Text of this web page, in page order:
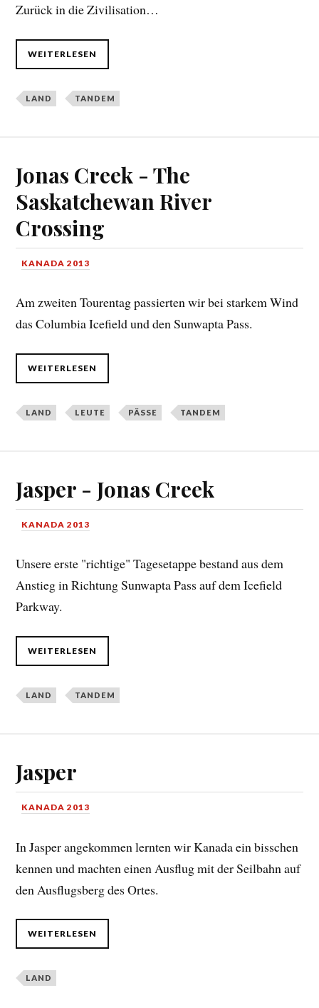
Zurück in die Zivilisation…
WEITERLESEN
LAND TANDEM
Jonas Creek - The
Saskatchewan River
Crossing
KANADA 2013
Am zweiten Tourentag passierten wir bei starkem Wind
das Columbia Icefield und den Sunwapta Pass.
WEITERLESEN
LAND LEUTE PÄSSE TANDEM
Jasper - Jonas Creek
KANADA 2013
Unsere erste "richtige" Tagesetappe bestand aus dem
Anstieg in Richtung Sunwapta Pass auf dem Icefield
Parkway.
WEITERLESEN
LAND TANDEM
Jasper
KANADA 2013
In Jasper angekommen lernten wir Kanada ein bisschen
kennen und machten einen Ausflug mit der Seilbahn auf
den Ausflugsberg des Ortes.
WEITERLESEN
LAND